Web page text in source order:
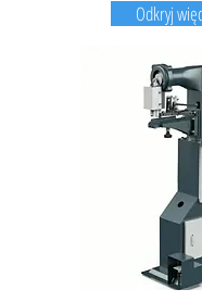
Odkryj